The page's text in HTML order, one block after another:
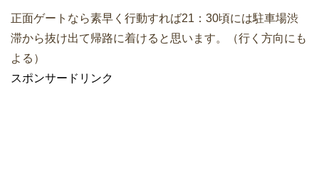
正面ゲートなら素早く行動すれば21：30頃には駐車場渋
滞から抜け出て帰路に着けると思います。（行く方向にも
よる）
スポンサードリンク